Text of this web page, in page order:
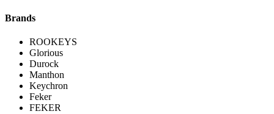
Brands
ROOKEYS
Glorious
Durock
Manthon
Keychron
Feker
FEKER